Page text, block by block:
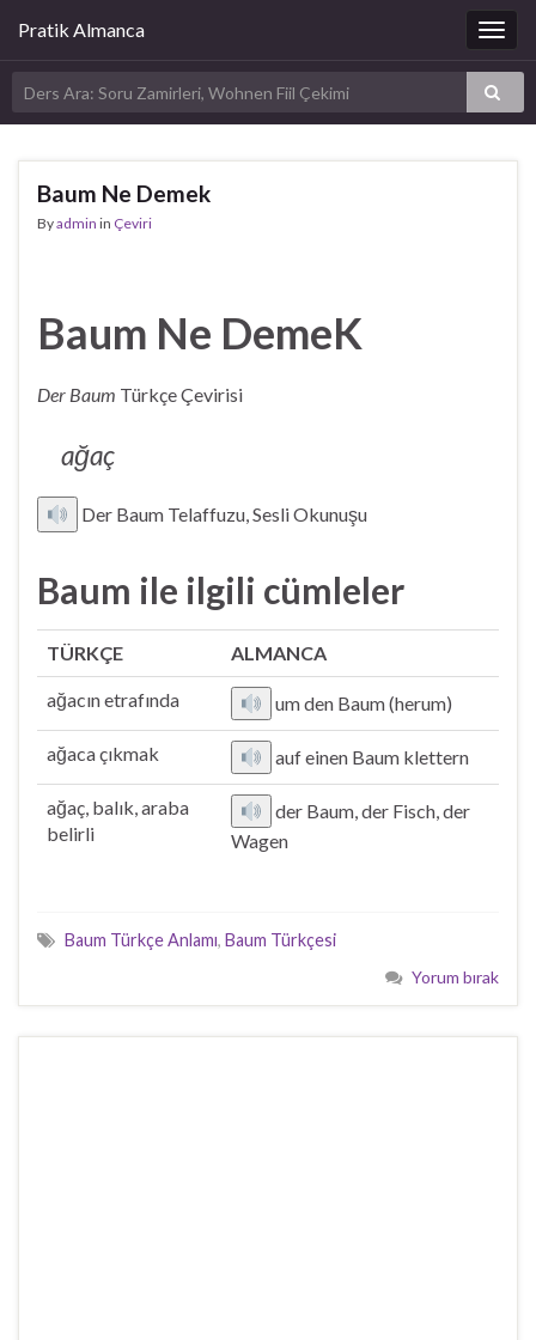
Pratik Almanca
Baum Ne Demek
Byadmin in Çeviri
Baum Ne DemeK
Der Baum Türkçe Çevirisi
ağaç
Der Baum Telaffuzu, Sesli Okunuşu
Baum ile ilgili cümleler
TÜRKÇE ALMANCA
ağacın etrafında um den Baum (herum)
ağaca çıkmak auf einen Baum klettern
ağaç, balık, araba
belirli
der Baum, der Fisch, der
Wagen
Baum Türkçe Anlamı, Baum Türkçesi
Yorum bırak